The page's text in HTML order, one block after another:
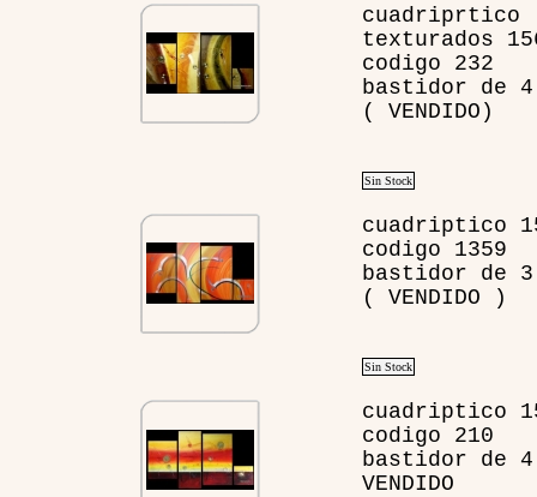
cuadriprtico
texturados
codigo 232
bastidor de 4
( VENDIDO)
Sin Stock
cuadriptico
codigo 1359
bastidor de 3
( VENDIDO )
Sin Stock
cuadriptico
codigo 210
bastidor de 4
VENDIDO